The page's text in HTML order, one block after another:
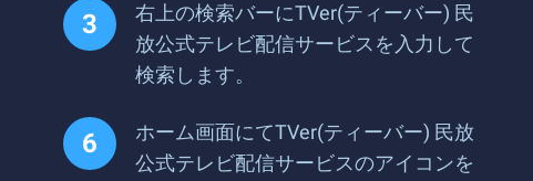
右上の検索バーにTVer(ティーバー) 民
放公式テレビ配信サービスを入力して
検索します。
ホーム画面にてTVer(ティーバー) 民放
公式テレビ配信サービスのアイコンを